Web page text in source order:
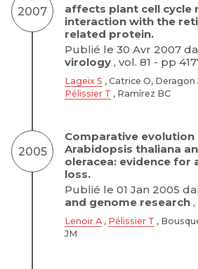
2007
affects plant cell cycle
interaction with the
related protein.
Publié le 30 Avr 2007
virology , vol. 81 - pp
Lageix S , Catrice O,
Pélissier T , Ramírez BC
2005
Comparative evolution
Arabidopsis thaliana
oleracea: evidence for
loss.
Publié le 01 Jan 2005
and genome research
Lenoir A , Pélissier T ,
JM